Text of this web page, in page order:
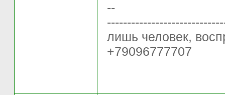
--
лишь человек,
+79096777707